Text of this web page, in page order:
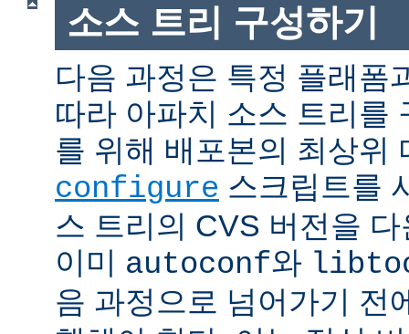
소스 트리 구성하기
다음 과정은 특정 플래폼
따라 아파치 소스 트리를
를 위해 배포본의 최상위
configure 스크립트를
스 트리의 CVS 버전을
이미 autoconf와
음 과정으로 넘어가기 전